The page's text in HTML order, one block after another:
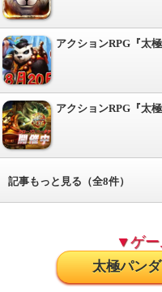
アクションRPG『太
アクションRPG『太
記事もっと見る（全8件）
▼ゲー
太極パン